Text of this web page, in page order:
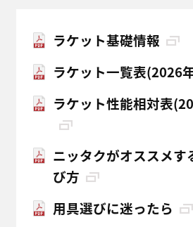
ラケット基礎情報
ラケット一覧表(2026
ラケット性能相対表
ニッタクがオススメす
び方
用具選びに迷ったら